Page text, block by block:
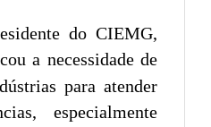
do CIEMG,
a necessidade de
para atender
especialmente